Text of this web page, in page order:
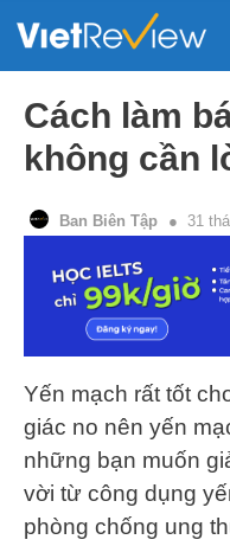
Cách làm
không cần
Ban Biên Tập 31
Yến mạch rất tốt
giác no nên yến
những bạn muốn
vời từ công dụng
phòng chống ung